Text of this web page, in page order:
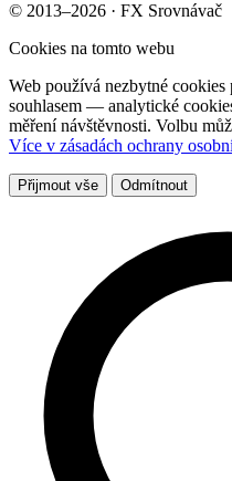
© 2013–2026 · FX Srovnávač
Cookies na tomto webu
Web používá nezbytné
souhlasem — analytické
měření návštěvnosti. Volbu
Více v zásadách ochrany
Přijmout vše Odmítnout